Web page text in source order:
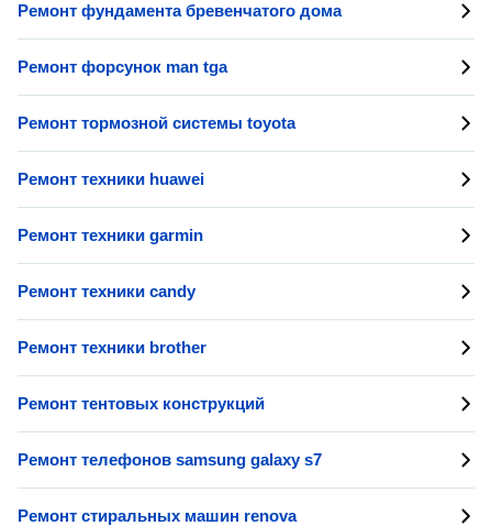
Ремонт фундамента бревенчатого дома
Ремонт форсунок man tga
Ремонт тормозной системы toyota
Ремонт техники huawei
Ремонт техники garmin
Ремонт техники candy
Ремонт техники brother
Ремонт тентовых конструкций
Ремонт телефонов samsung galaxy s7
Ремонт стиральных машин renova